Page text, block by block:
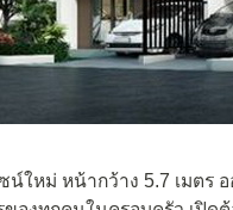
ใหม่ หน้ากว้าง 5.7 เมตร